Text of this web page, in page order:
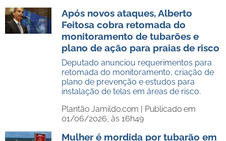
Após novos ataques, Alberto
Feitosa cobra retomada do
monitoramento de tubarões e
plano de ação para praias de risco
Deputado anunciou requerimentos para
retomada do monitoramento, criação de
plano de prevenção e estudos para
instalação de telas em áreas de risco.
Plantão Jamildo.com | Publicado em
01/06/2026, às 16h49
Mulher é mordida por tubarão em